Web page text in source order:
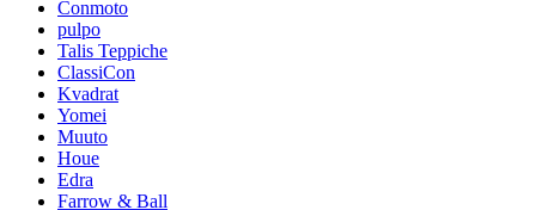
Conmoto
pulpo
Talis Teppiche
ClassiCon
Kvadrat
Yomei
Muuto
Houe
Edra
Farrow & Ball